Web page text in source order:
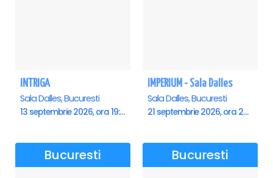
INTRIGA
Sala Dalles, Bucuresti
13 septembrie 2026, ora 19:00
IMPERIUM - Sala Dalles
Sala Dalles, Bucuresti
21 septembrie 2026, ora 20:00
Bucuresti Bucuresti